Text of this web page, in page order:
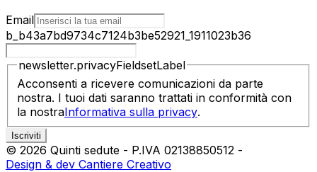
Email
b_b43a7bd9734c7124b3be52921_1911023b36
newsletter.privacyFieldsetLabel
Acconsenti a ricevere comunicazioni da parte
nostra. I tuoi dati saranno trattati in conformità con
la nostraInformativa sulla privacy.
© 2026 Quinti sedute - P.IVA 02138850512 -
Design & dev Cantiere Creativo